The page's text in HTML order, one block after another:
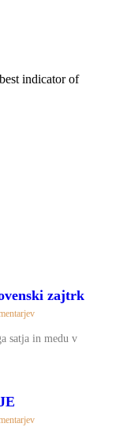
indicator of
zajtrk
satja in medu v